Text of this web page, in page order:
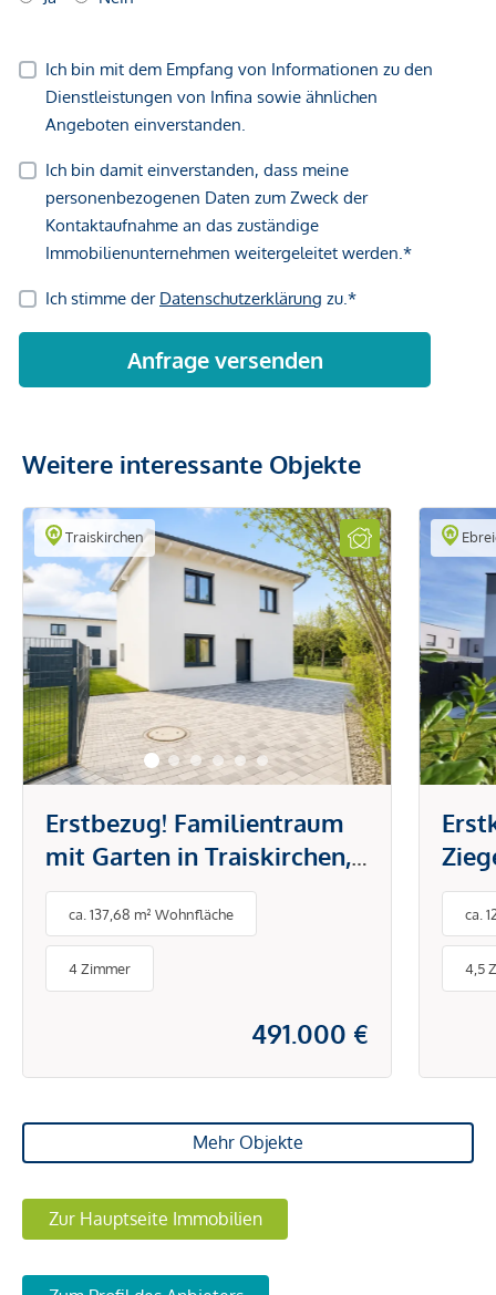
Weitere interessante Objekte
Traiskirchen
Erstbezug! Familientraum
mit Garten in Traiskirchen,
private Zufahrt inklusive!
ca. 137,68 m² Wohnfläche
4 Zimmer
491.000 €
ca.
4,5
Mehr Objekte
Zur Hauptseite Immobilien